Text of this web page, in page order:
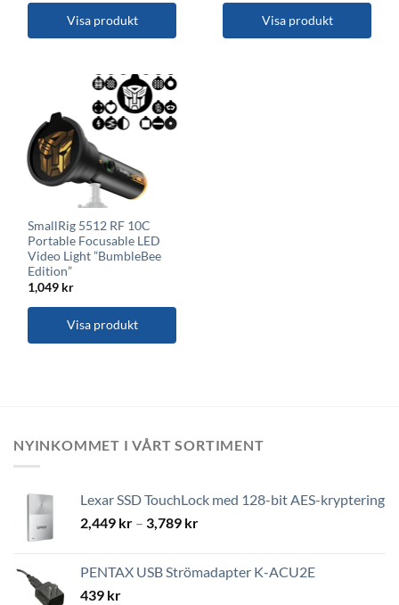
Visa produkt Visa produkt
SmallRig 5512 RF 10C
Portable Focusable LED
Video Light ”BumbleBee
Edition”
1,049 kr
Visa produkt
NYINKOMMET I VÅRT SORTIMENT
Lexar SSD TouchLock med 128-bit AES-kryptering
2,449 kr – 3,789 krPrisintervall:
3,789 kr
PENTAX USB Strömadapter K-ACU2E
439 kr